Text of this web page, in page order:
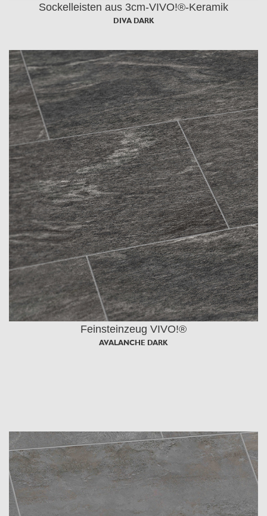
Sockelleisten aus 3cm-VIVO!®-Keramik
DIVA DARK
Feinsteinzeug VIVO!®
AVALANCHE DARK